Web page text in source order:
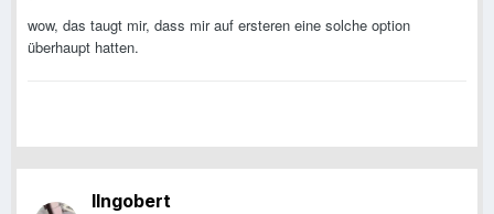
wow, das taugt mir, dass mir auf ersteren eine solche option
überhaupt hatten.
IIngobert